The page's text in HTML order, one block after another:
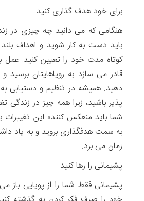
برای خود هدف گذاری کنید
هنگامی که می دانید چه چیزی در
باید دست به کار شوید و اهداف
کوتاه مدت خود را تعیین کنید. عمل
قادر می سازد به رویاهایتان برسید
دهید. همیشه در تنظیم و دستیابی
پذیر باشید، زیرا همه چیز در زندگی
شما باید منعکس کننده این
به سمت هدفگذاری بروید و به یاد
زمان می برد.
پشیمانی را رها کنید
پشیمانی فقط شما را از پویایی باز